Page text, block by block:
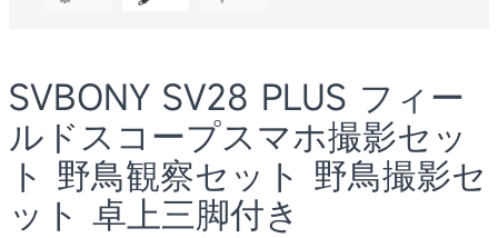
SVBONY SV28 PLUS フィー
ルドスコープスマホ撮影セッ
ト 野鳥観察セット 野鳥撮影セ
ット 卓上三脚付き